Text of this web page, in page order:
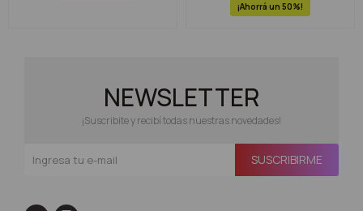
50
NEWSLETTER
¡Suscribite y recibí todas nuestras novedades!
SUSCRIBIRME